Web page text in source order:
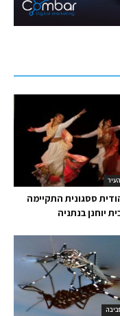
ססגונית התקיימה
יוחנן בנתניה